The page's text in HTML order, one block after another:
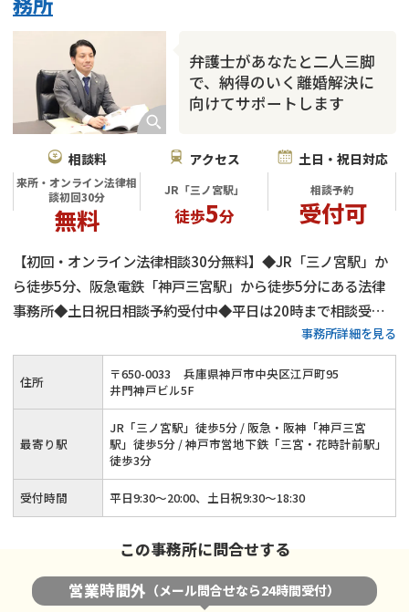
弁護士があなたと二人三脚
で、納得のいく離婚解決に
向けてサポートします
相談料
来所・オンライン法律相
談初回30分
無料
アクセス
JR「三ノ宮駅」
徒歩5分
土日・祝日対応
相談予約
受付可
【初回・オンライン法律相談30分無料】◆JR「三ノ宮駅」か
ら徒歩5分、阪急電鉄「神戸三宮駅」から徒歩5分にある法律
事務所◆土日祝日相談予約受付中◆平日は20時まで相談受付
中◆兵庫県全域に対応◆蓄積された知見とノウハウを活かして
離婚問題を解決◆離婚問題を得意とする弁護士が在籍
事務所詳細を見る
住所 〒650-0033
兵庫県神戸市中央区江戸町95
井門神戸ビル5F
最寄り駅
JR「三ノ宮駅」徒歩5分 / 阪急・阪神「神戸三宮
駅」徒歩5分 / 神戸市営地下鉄「三宮・花時計前駅」
徒歩3分
受付時間 平日9:30～20:00、土日祝9:30～18:30
この事務所に問合せする
営業時間外 （メール問合せなら24時間受付）